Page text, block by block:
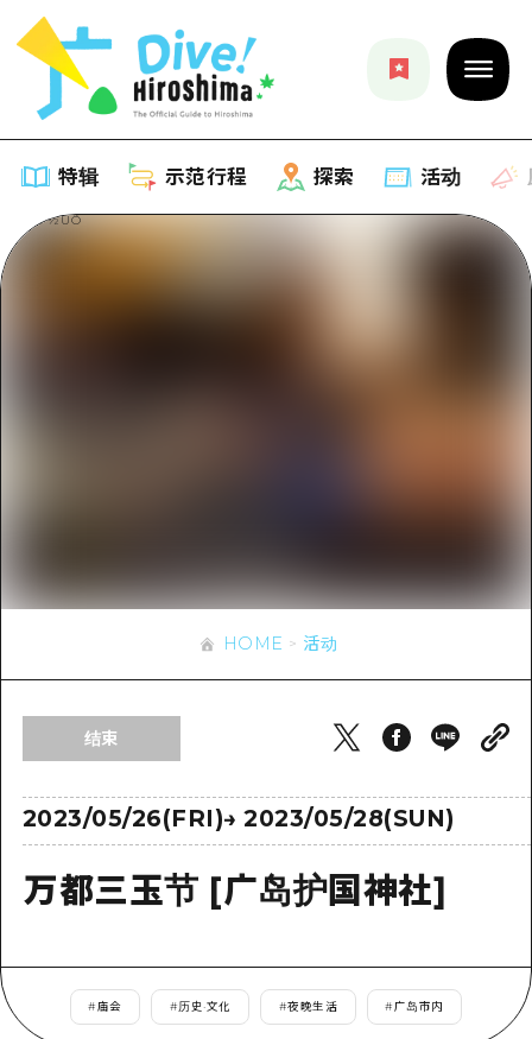
特辑 示范行程 探索 活动
特辑
夜晚生活
世界遗产
学习·体验
历史·文化
自然
安艺
答对了
美北
东山口
短途旅行
一日游
1晚2天
答對了
东山口
爱媛
岛根
有用的信息
访问访问
次要流量摘要
设施拥堵
行李寄存和运送服务
广岛免费无线上网
HOME
HOME 活动
结束
2023/05/26(FRI)→2023/05/28(SUN)
万都三玉节 [广岛护国神社]
#庙会 #历史·文化 #夜晚生活 #广岛市内